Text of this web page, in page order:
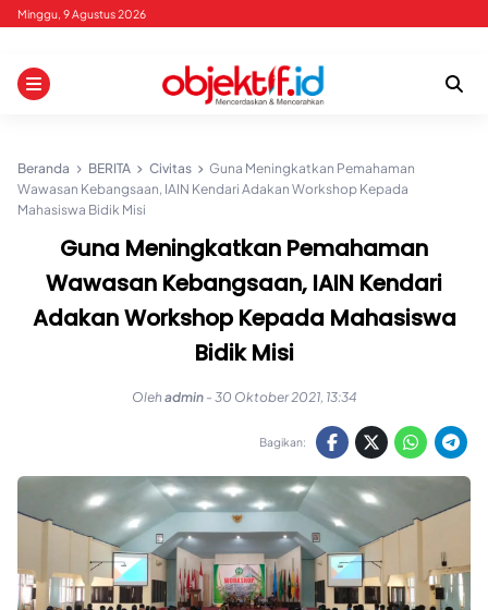
Skip
content
Minggu, 9 Agustus 2026
Beranda BERITA Civitas
Guna Meningkatkan Pemahaman
Wawasan Kebangsaan, IAIN Kendari Adakan Workshop Kepada
Mahasiswa Bidik Misi
Guna Meningkatkan Pemahaman
Wawasan Kebangsaan, IAIN Kendari
Adakan Workshop Kepada Mahasiswa
Bidik Misi
Olehadmin - 30 Oktober 2021, 13:34
Bagikan: